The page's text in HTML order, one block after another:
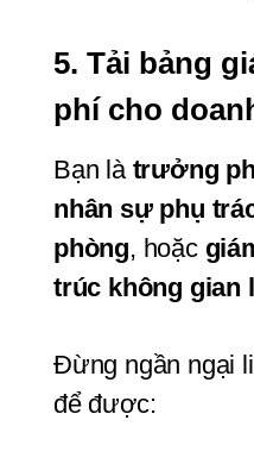
5. Tải bảng
phí cho
Bạn là trưởng
nhân sự phụ
phòng, hoặc
trúc không gian
Đừng ngần ngại
để được: